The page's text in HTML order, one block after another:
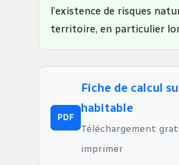
l’existence de risques
territoire, en particulier
PDF
Fiche de calcul
habitable
Téléchargement
imprimer